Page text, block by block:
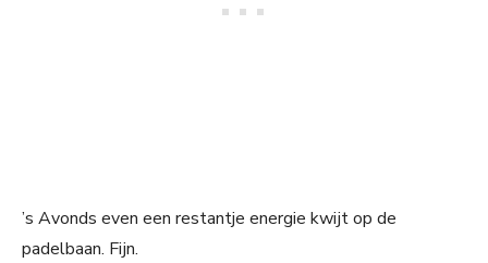
’s Avonds even een restantje energie kwijt op de
padelbaan. Fijn.